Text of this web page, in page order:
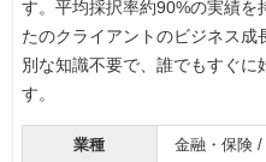
す。平均採択率約90%の実績を
たのクライアントのビジネス
別な知識不要で、誰でもすぐ
す。
業種 金融・保険